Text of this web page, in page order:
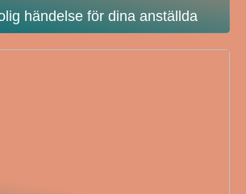
händelse för dina anställda